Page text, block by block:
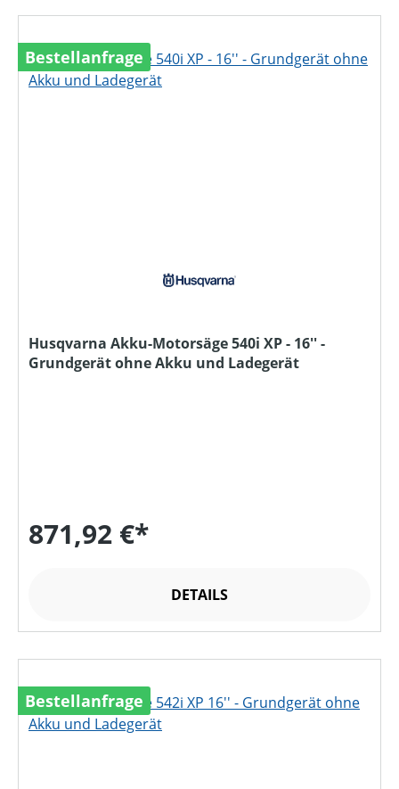
Bestellanfrage
Husqvarna Akku-Motorsäge 540i XP - 16'' -
Grundgerät ohne Akku und Ladegerät
871,92 €*
DETAILS
Bestellanfrage